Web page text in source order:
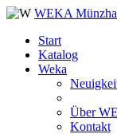
WEKA
Start
Katalog
Weka
Über
Kontakt